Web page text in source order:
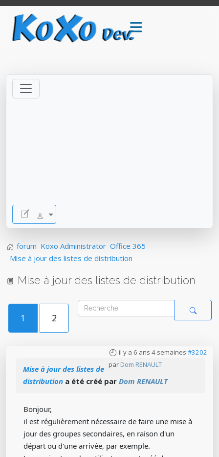
forum Koxo Administrator Office 365
Mise à jour des listes de distribution
Mise à jour des listes de distribution
1 2
il y a 6 ans 4 semaines #3202
par Dom RENAULT
Mise à jour des listes de
distribution a été créé par Dom RENAULT
Bonjour,
il est régulièrement nécessaire de faire une mise à
jour des groupes secondaires, en raison d'un
départ ou d'une arrivée, par exemple.